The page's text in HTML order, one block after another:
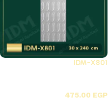
IDM-X801
475.00 EGP